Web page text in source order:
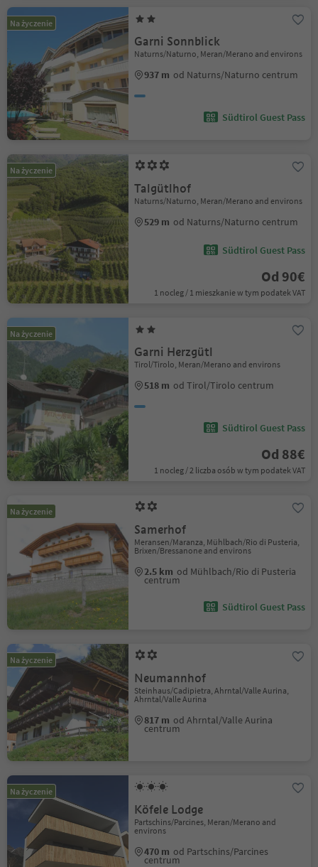
Na życzenie
Garni Sonnblick
Naturns/Naturno, Meran/Merano and environs
937 m od Naturns/Naturno centrum
Südtirol Guest Pass
Na życzenie
Talgütlhof
Naturns/Naturno, Meran/Merano and environs
529 m od Naturns/Naturno centrum
Südtirol Guest Pass
Od 90€
1 nocleg / 1 mieszkanie w tym podatek VAT
Na życzenie
Garni Herzgütl
Tirol/Tirolo, Meran/Merano and environs
518 m od Tirol/Tirolo centrum
Südtirol Guest Pass
Od 88€
1 nocleg / 2 liczba osób w tym podatek VAT
Na życzenie
Samerhof
Meransen/Maranza, Mühlbach/Rio di Pusteria,
Brixen/Bressanone and environs
2.5 km od Mühlbach/Rio di Pusteria
centrum
Südtirol Guest Pass
Na życzenie
Neumannhof
Steinhaus/Cadipietra, Ahrntal/Valle Aurina,
Ahrntal/Valle Aurina
817 m od Ahrntal/Valle Aurina
centrum
Na życzenie
Köfele Lodge
Partschins/Parcines, Meran/Merano and
environs
470 m od Partschins/Parcines
centrum